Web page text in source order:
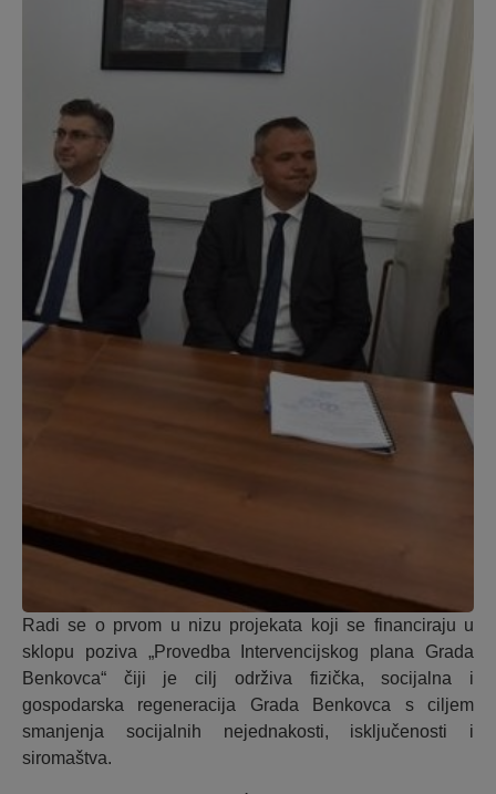
Radi se o prvom u nizu projekata koji se financiraju u
sklopu poziva „Provedba Intervencijskog plana Grada
Benkovca“ čiji je cilj održiva fizička, socijalna i
gospodarska regeneracija Grada Benkovca s ciljem
smanjenja socijalnih nejednakosti, isključenosti i
siromaštva.